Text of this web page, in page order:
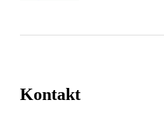
Kontakt